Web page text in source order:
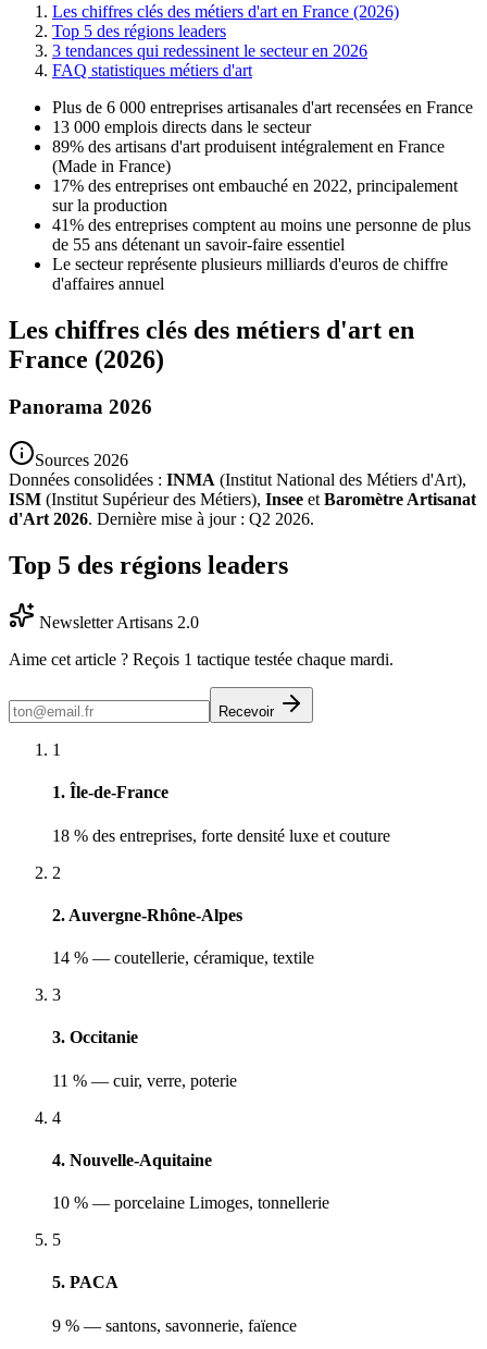
Les chiffres clés des métiers d'art en France (2026)
Top 5 des régions leaders
3 tendances qui redessinent le secteur en 2026
FAQ statistiques métiers d'art
Plus de 6 000 entreprises artisanales d'art recensées en France
13 000 emplois directs dans le secteur
89% des artisans d'art produisent intégralement en France
(Made in France)
17% des entreprises ont embauché en 2022, principalement
sur la production
41% des entreprises comptent au moins une personne de plus
de 55 ans détenant un savoir-faire essentiel
Le secteur représente plusieurs milliards d'euros de chiffre
d'affaires annuel
Les chiffres clés des métiers d'art en
France (2026)
Panorama 2026
Sources 2026
Données consolidées : INMA (Institut National des Métiers d'Art),
ISM (Institut Supérieur des Métiers), Insee et Baromètre Artisanat
d'Art 2026. Dernière mise à jour : Q2 2026.
Top 5 des régions leaders
Newsletter Artisans 2.0
Aime cet article ? Reçois 1 tactique testée chaque mardi.
Recevoir
1
1. Île-de-France
18 % des entreprises, forte densité luxe et couture
2
2. Auvergne-Rhône-Alpes
14 % — coutellerie, céramique, textile
3
3. Occitanie
11 % — cuir, verre, poterie
4
4. Nouvelle-Aquitaine
10 % — porcelaine Limoges, tonnellerie
5
5. PACA
9 % — santons, savonnerie, faïence